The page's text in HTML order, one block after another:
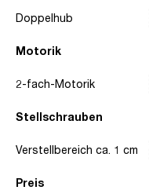
Motorik
Stellschrauben
Preis
Doppelhub
2-fach-Motorik
Verstellbereich ca. 1 cm